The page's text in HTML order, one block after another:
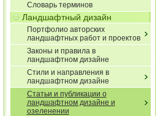
Словарь терминов
Ландшафтный дизайн
Портфолио авторских
ландшафтных работ и проектов
Законы и правила в
ландшафтном дизайне
Стили и направления в
ландшафтном дизайне
Статьи и публикации о
ландшафтном дизайне и
озеленении